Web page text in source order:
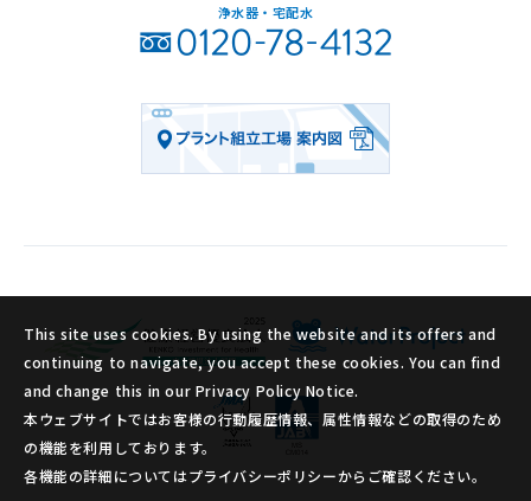
浄水器・宅配水
This site uses cookies. By using the website and its offers and
continuing to navigate, you accept these cookies. You can find
and change this in our Privacy Policy Notice.
本ウェブサイトではお客様の行動履歴情報、属性情報などの取得のため
の機能を利用しております。
各機能の詳細についてはプライバシーポリシーからご確認ください。